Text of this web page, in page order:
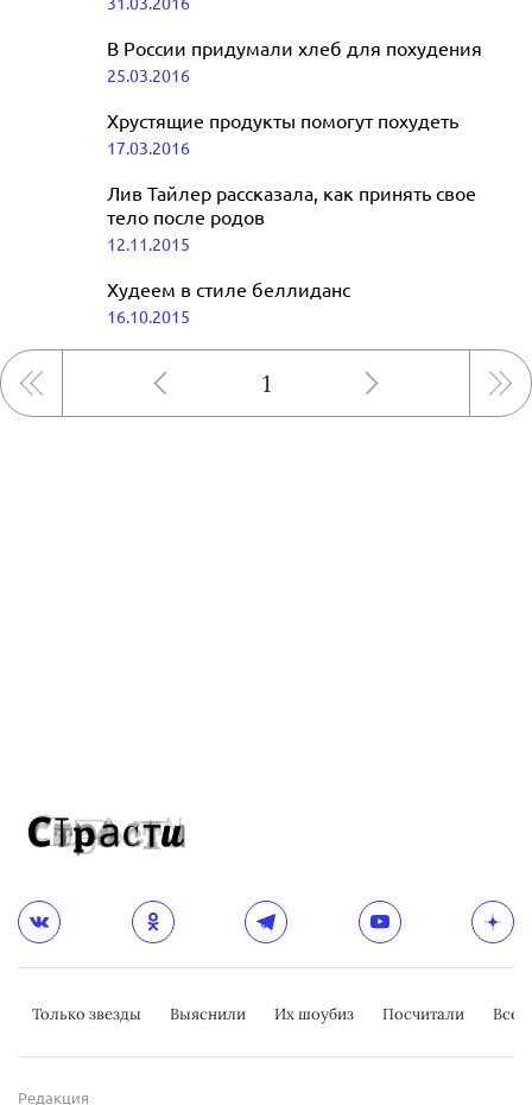
В России придумали хлеб для похудения
25.03.2016
Хрустящие продукты помогут похудеть
17.03.2016
Лив Тайлер рассказала, как принять свое
тело после родов
12.11.2015
Худеем в стиле беллиданс
16.10.2015
1
Только звезды Выяснили Их шоубиз Посчитали
Редакция